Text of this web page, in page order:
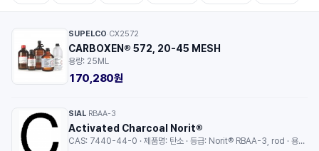
SUPELCO CX2572
CARBOXEN® 572, 20-45 MESH
용량: 25ML
170,280원
SIAL RBAA-3
Activated Charcoal Norit®
CAS: 7440-44-0 · 제품명: 탄소 · 등급: Norit® RBAA-3, rod · 용량: 1KG